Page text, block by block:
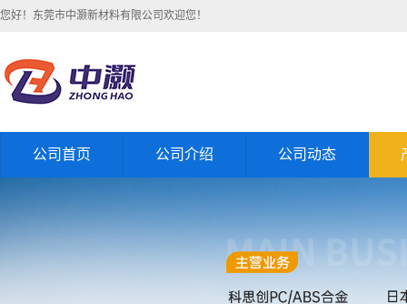
您好！东莞市中灏新材料有限公司欢迎您！
公司首页 公司介绍 公司动态